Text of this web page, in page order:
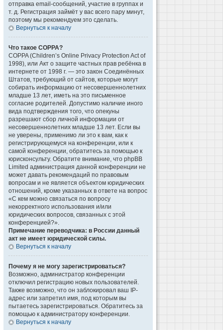
отправка email-сообщений, участие в группах и
т. д. Регистрация займёт у вас всего пару минут,
поэтому мы рекомендуем это сделать.
Вернуться к началу
Что такое COPPA?
COPPA (Children’s Online Privacy Protection Act of
1998), или Акт о защите частных прав ребёнка в
интернете от 1998 г. — это закон Соединённых
Штатов, требующий от сайтов, которые могут
собирать информацию от несовершеннолетних
младше 13 лет, иметь на это письменное
согласие родителей. Допустимо наличие иного
вида подтверждения того, что опекуны
разрешают сбор личной информации от
несовершеннолетних младше 13 лет. Если вы
не уверены, применимо ли это к вам, как к
регистрирующемуся на конференции, или к
самой конференции, обратитесь за помощью к
юрисконсульту. Обратите внимание, что phpBB
Limited администрация данной конференции не
может давать рекомендаций по правовым
вопросам и не является объектом юридических
отношений, кроме указанных в ответе на вопрос
«С кем можно связаться по вопросу
некорректного использования и/или
юридических вопросов, связанных с этой
конференцией?».
Примечание переводчика: в России данный
акт не имеет юридической силы.
Вернуться к началу
Почему я не могу зарегистрироваться?
Возможно, администратор конференции
отключил регистрацию новых пользователей.
Также возможно, что он заблокировал ваш IP-
адрес или запретил имя, под которым вы
пытаетесь зарегистрироваться. Обратитесь за
помощью к администратору конференции.
Вернуться к началу